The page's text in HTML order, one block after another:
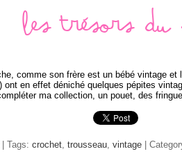
Les trésors
comme son frère est un bébé vintage
ont en effet déniché quelques pépites
ma collection, un pouet, des
Tags: crochet trousseau vintage |